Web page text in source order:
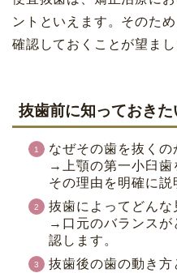
ントといえます。そのた
確認しておくことが望まし
抜歯前に知っておきた
なぜその歯を抜くの
→上顎の第一小臼歯
その理由を明確に説
抜歯によってどん
→口元のバランスが
認します。
抜歯後の歯の動き方